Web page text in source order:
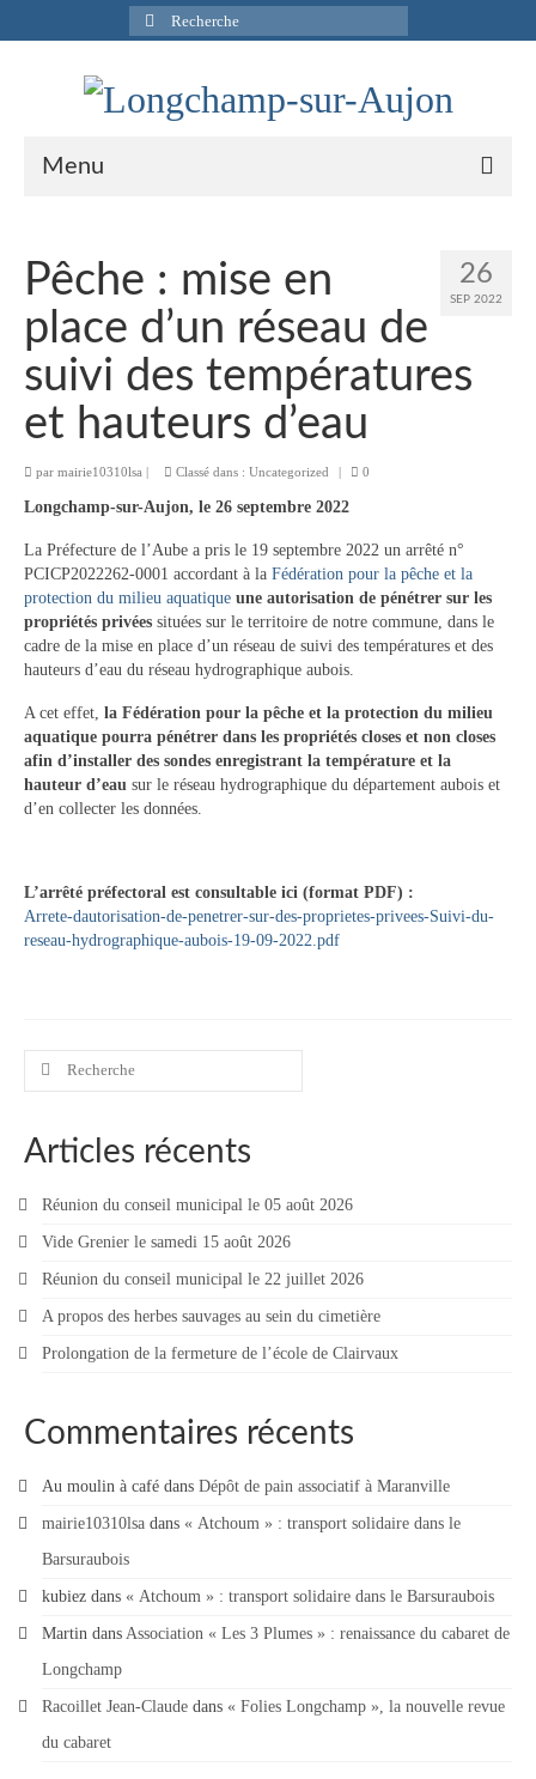
Rechercher
:
Menu
Infos pratiques
Présentation de la commune
Accueil en mairie
Longchamp-sur-Aujon en cartes postales
Accès / Transports
Hébergement
Services publics
Formalités administratives
Santé
Qualité de l’eau
Affouages
Vie municipale
Aujon
La Communauté de communes
Les réunions du Conseil communautaire
(CCRB)
Budget communal & fiscalité
Les associations
Contact
Informations légales
26
SEP 2022
Pêche : mise en
place d’un réseau de
suivi des températures
et hauteurs d’eau
par mairie10310lsa | Classé dans : Uncategorized | 0
Longchamp-sur-Aujon, le 26 septembre 2022
La Préfecture de l’Aube a pris le 19 septembre 2022 un arrêté n°
PCICP2022262-0001 accordant à la Fédération pour la pêche et la
protection du milieu aquatique une autorisation de pénétrer sur les
propriétés privées situées sur le territoire de notre commune, dans le
cadre de la mise en place d’un réseau de suivi des températures et des
hauteurs d’eau du réseau hydrographique aubois.
A cet effet, la Fédération pour la pêche et la protection du milieu
aquatique pourra pénétrer dans les propriétés closes et non closes
afin d’installer des sondes enregistrant la température et la
hauteur d’eau sur le réseau hydrographique du département aubois et
d’en collecter les données.
L’arrêté préfectoral est consultable ici (format PDF) :
Arrete-dautorisation-de-penetrer-sur-des-proprietes-privees-Suivi-du-
reseau-hydrographique-aubois-19-09-2022.pdf
Rechercher
Articles récents
Réunion du conseil municipal le 05 août 2026
Vide Grenier le samedi 15 août 2026
Réunion du conseil municipal le 22 juillet 2026
A propos des herbes sauvages au sein du cimetière
Prolongation de la fermeture de l’école de Clairvaux
Commentaires récents
Au moulin à café dans Dépôt de pain associatif à Maranville
mairie10310lsa dans « Atchoum » : transport solidaire dans le
Barsuraubois
kubiez dans « Atchoum » : transport solidaire dans le Barsuraubois
Martin dans Association « Les 3 Plumes » : renaissance du cabaret de
Longchamp
Racoillet Jean-Claude dans « Folies Longchamp », la nouvelle revue
du cabaret